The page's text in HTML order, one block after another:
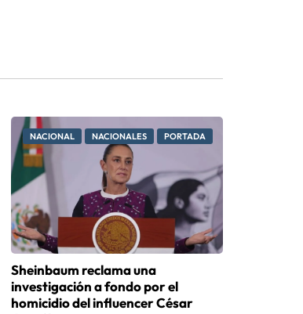
PRINCIPAL PRINCIPALES
NACIONAL NACIONALES PORTADA
Sheinbaum reclama una
investigación a fondo por el
homicidio del influencer César